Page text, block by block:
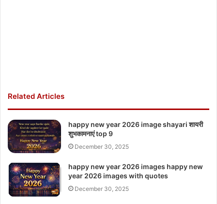
Related Articles
happy new year 2026 image shayari शायरी
शुभकामनाएं top 9
December 30, 2025
happy new year 2026 images happy new
year 2026 images with quotes
December 30, 2025